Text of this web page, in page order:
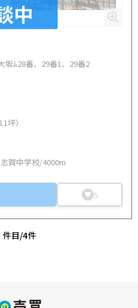
中
坂ﾑ28番、29番1、29番2
坪）
賀中学校/4000m
5
件目/4件